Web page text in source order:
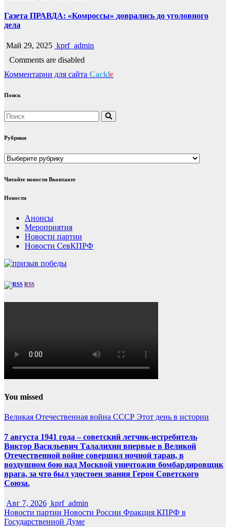
Газета ПРАВДА: «Комроссы» доврались до уголовного
дела
Май 29, 2025 kprf_admin
Comments are disabled
Комментарии для сайта Cackle
Поиск
Рубрики
Рубрики
Читайте новости Вконтакте
Новости
Анонсы
Мероприятия
Новости партии
Новости СевКПРФ
RSS
You missed
Великая Отечественная война СССР Этот день в истории
7 августа 1941 года – советский летчик-истребитель
Виктор Васильевич Талалихин впервые в Великой
Отечественной войне совершил ночной таран, в
воздушном бою над Москвой уничтожив бомбардировщик
врага, за что был удостоен звания Героя Советского
Союза.
Авг 7, 2026 kprf_admin
Новости партии Новости России Фракция КПРФ в
Государственной Думе